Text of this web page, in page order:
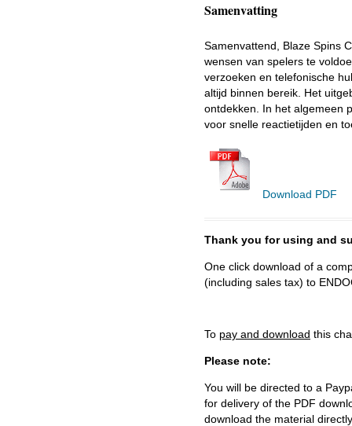
Samenvatting
Samenvattend, Blaze Spins
wensen van spelers te
verzoeken en telefonische
altijd binnen bereik. Het
ontdekken. In het algemeen
voor snelle reactietijden en
Download PDF
Thank you for using and
One click download of a
(including sales tax) to
To pay and download this
Please note:
You will be directed to a
for delivery of the PDF
download the material